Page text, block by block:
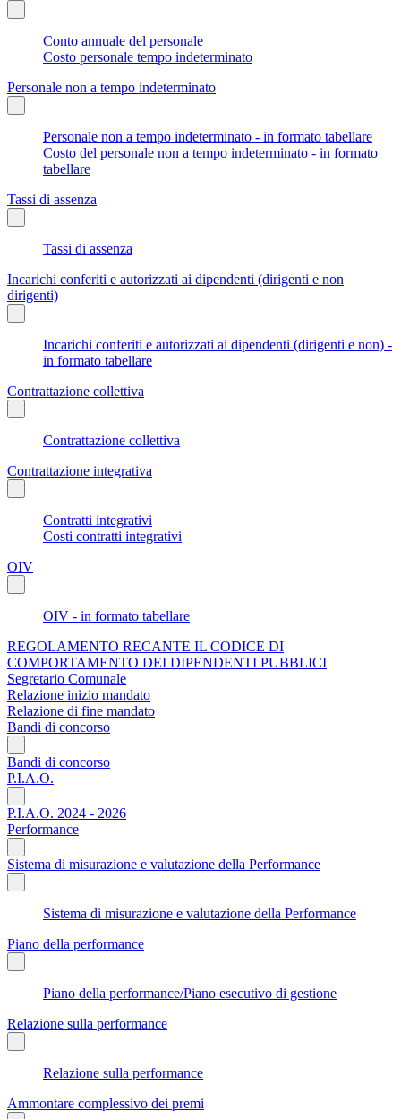
Conto annuale del personale
Costo personale tempo indeterminato
Personale non a tempo indeterminato
Personale non a tempo indeterminato - in formato tabellare
Costo del personale non a tempo indeterminato - in formato
tabellare
Tassi di assenza
Tassi di assenza
Incarichi conferiti e autorizzati ai dipendenti (dirigenti e non
dirigenti)
Incarichi conferiti e autorizzati ai dipendenti (dirigenti e non) -
in formato tabellare
Contrattazione collettiva
Contrattazione collettiva
Contrattazione integrativa
Contratti integrativi
Costi contratti integrativi
OIV
OIV - in formato tabellare
REGOLAMENTO RECANTE IL CODICE DI
COMPORTAMENTO DEI DIPENDENTI PUBBLICI
Segretario Comunale
Relazione inizio mandato
Relazione di fine mandato
Bandi di concorso
Bandi di concorso
P.I.A.O.
P.I.A.O. 2024 - 2026
Performance
Sistema di misurazione e valutazione della Performance
Sistema di misurazione e valutazione della Performance
Piano della performance
Piano della performance/Piano esecutivo di gestione
Relazione sulla performance
Relazione sulla performance
Ammontare complessivo dei premi